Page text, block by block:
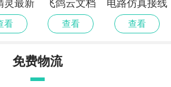
灵最新
版
看
飞鸽云文档
2025官方最新
查看
电路仿真接线
最新版免费
查看
免费物流